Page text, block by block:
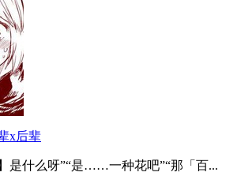
x后辈
是什么呀”“是……一种花吧”“那「百...